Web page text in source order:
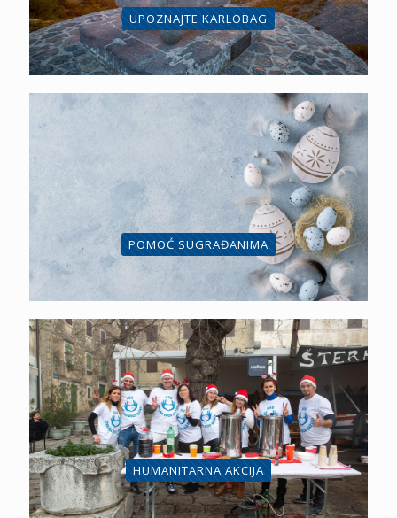
UPOZNAJTE KARLOBAG
POMOĆ SUGRAĐANIMA
HUMANITARNA AKCIJA